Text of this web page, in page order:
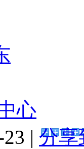
心
| 分享